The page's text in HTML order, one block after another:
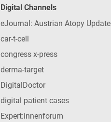
Digital Channels
eJournal: Austrian Atopy Update
car-t-cell
congress x-press
derma-target
DigitalDoctor
digital patient cases
Expert:innenforum